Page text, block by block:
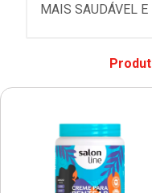
MAIS SAUDÁVEL E